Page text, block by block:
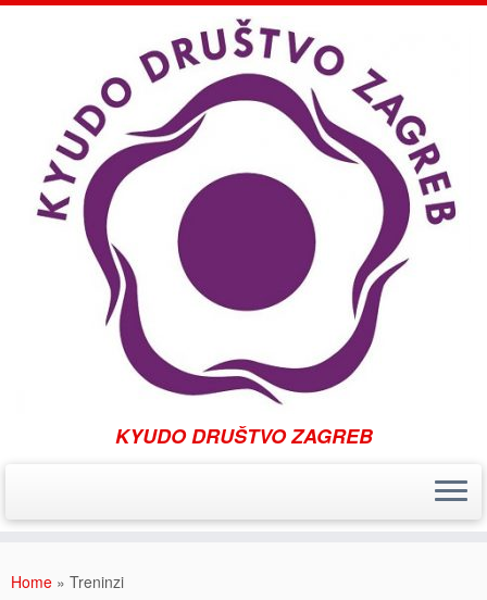
KYUDO DRUŠTVO ZAGREB
Home » Treninzi